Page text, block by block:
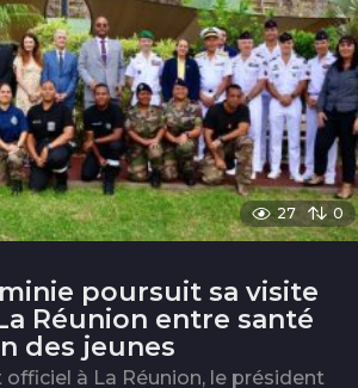
i
n
e
s
27 0
poursuit sa visite
Réunion entre santé
des jeunes
à La Réunion, le président